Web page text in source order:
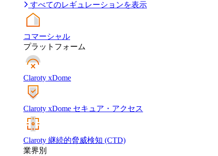
すべてのレギュレーションを表示
コマーシャル
プラットフォーム
Claroty xDome
Claroty xDome セキュア・アクセス
Claroty 継続的脅威検知 (CTD)
業界別